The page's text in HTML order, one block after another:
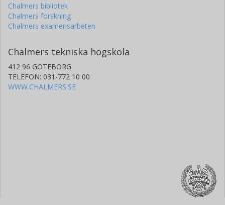
Chalmers bibliotek
Chalmers forskning
Chalmers examensarbeten
Chalmers tekniska högskola
412 96 GÖTEBORG
TELEFON: 031-772 10 00
WWW.CHALMERS.SE